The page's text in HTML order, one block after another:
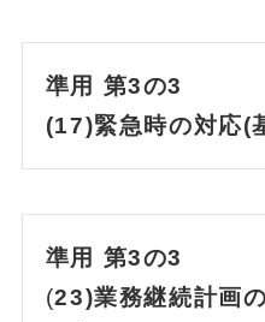
準用 第3の3
(17)緊急時の対応(
準用 第3の3
(23)業務継続計画